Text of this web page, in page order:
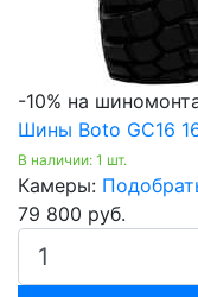
-10% на
Шины Boto GC16
В наличии: 1 шт.
Камеры:
79 800 руб.